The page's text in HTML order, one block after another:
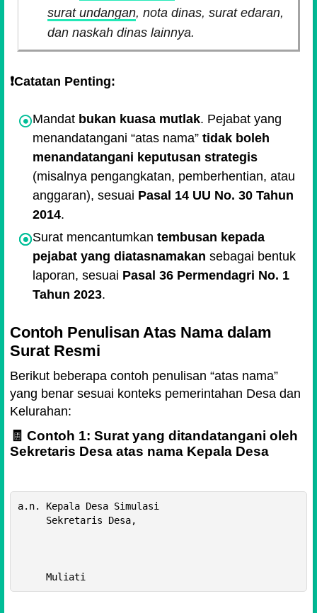
surat undangan, nota dinas, surat edaran,
dan naskah dinas lainnya.
❗️Catatan Penting:
Mandat bukan kuasa mutlak. Pejabat yang
menandatangani atas nama tidak boleh
menandatangani keputusan strategis
(misalnya pengangkatan, pemberhentian, atau
anggaran), sesuai Pasal 14 UU No. 30 Tahun
2014.
Surat mencantumkantembusan kepada
pejabat yang diatasnamakan sebagai bentuk
laporan, sesuai Pasal 36 Permendagri No. 1
Tahun 2023.
Contoh Penulisan Atas Nama dalam
Surat Resmi
Berikut beberapa contoh penulisan “atas nama”
yang benar sesuai konteks pemerintahan Desa dan
Kelurahan:
🧾 Contoh 1: Surat yang ditandatangani oleh
Sekretaris Desa atas nama Kepala Desa
a.n. Kepala Desa Simulasi